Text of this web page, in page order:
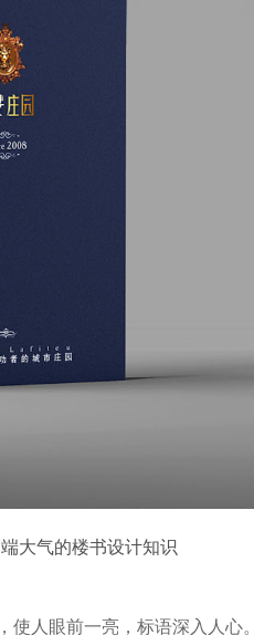
大气的楼书设计知识
使人眼前一亮，标语深入人心。